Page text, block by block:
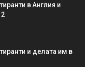
в Англия и
и делата им в